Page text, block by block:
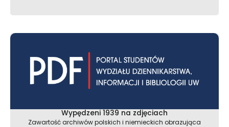
Wypędzeni 1939 na zdjęciach
Zawartość archiwów polskich i niemieckich obrazująca